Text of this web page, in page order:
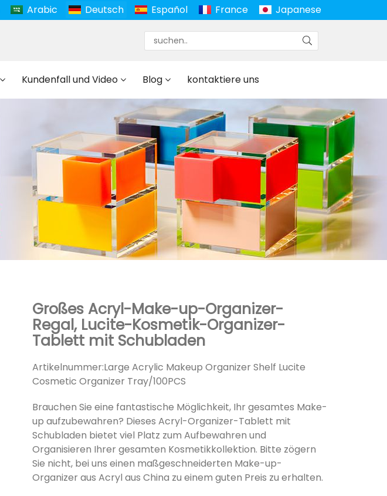
Arabic Deutsch Español France Japanese
Kundenfall und Video Blog kontaktiere uns
Großes Acryl-Make-up-Organizer-
Regal, Lucite-Kosmetik-Organizer-
Tablett mit Schubladen
Artikelnummer:Large Acrylic Makeup Organizer Shelf Lucite
Cosmetic Organizer Tray/100PCS
Brauchen Sie eine fantastische Möglichkeit, Ihr gesamtes Make-
up aufzubewahren? Dieses Acryl-Organizer-Tablett mit
Schubladen bietet viel Platz zum Aufbewahren und
Organisieren Ihrer gesamten Kosmetikkollektion. Bitte zögern
Sie nicht, bei uns einen maßgeschneiderten Make-up-
Organizer aus Acryl aus China zu einem guten Preis zu erhalten.